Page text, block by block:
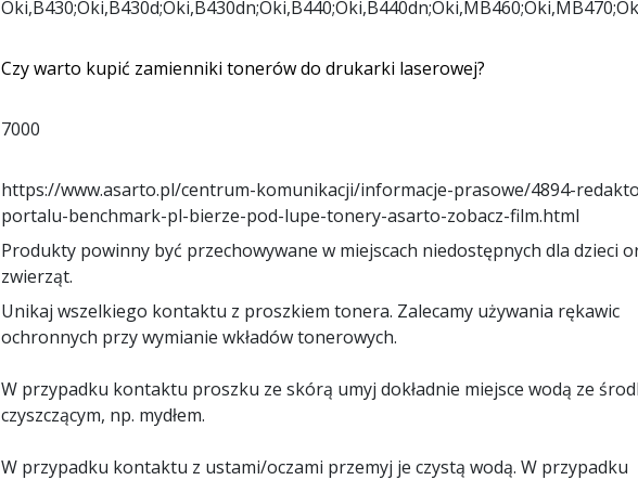
Czy warto kupić zamienniki tonerów do drukarki laserowej?
7000
https://www.asarto.pl/centrum-komunikacji/informacje-prasowe/4894-
portalu-benchmark-pl-bierze-pod-lupe-tonery-asarto-zobacz-film.html
Produkty powinny być przechowywane w miejscach niedostępnych dla dzieci
zwierząt.
Unikaj wszelkiego kontaktu z proszkiem tonera. Zalecamy używania rękawic
ochronnych przy wymianie wkładów tonerowych.
W przypadku kontaktu proszku ze skórą umyj dokładnie miejsce wodą ze
czyszczącym, np. mydłem.
W przypadku kontaktu z ustami/oczami przemyj je czystą wodą. W przypadku